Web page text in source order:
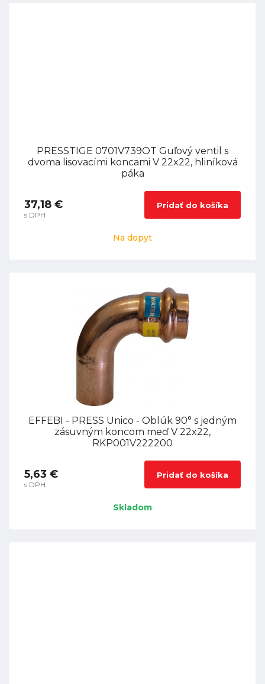
PRESSTIGE 0701V739OT Guľový ventil s
dvoma lisovacími koncami V 22x22, hliníková
páka
37,18 €
s DPH
Pridať do košíka
Na dopyt
EFFEBI - PRESS Unico - Oblúk 90° s jedným
zásuvným koncom meď V 22x22,
RKP001V222200
5,63 €
s DPH
Pridať do košíka
Skladom